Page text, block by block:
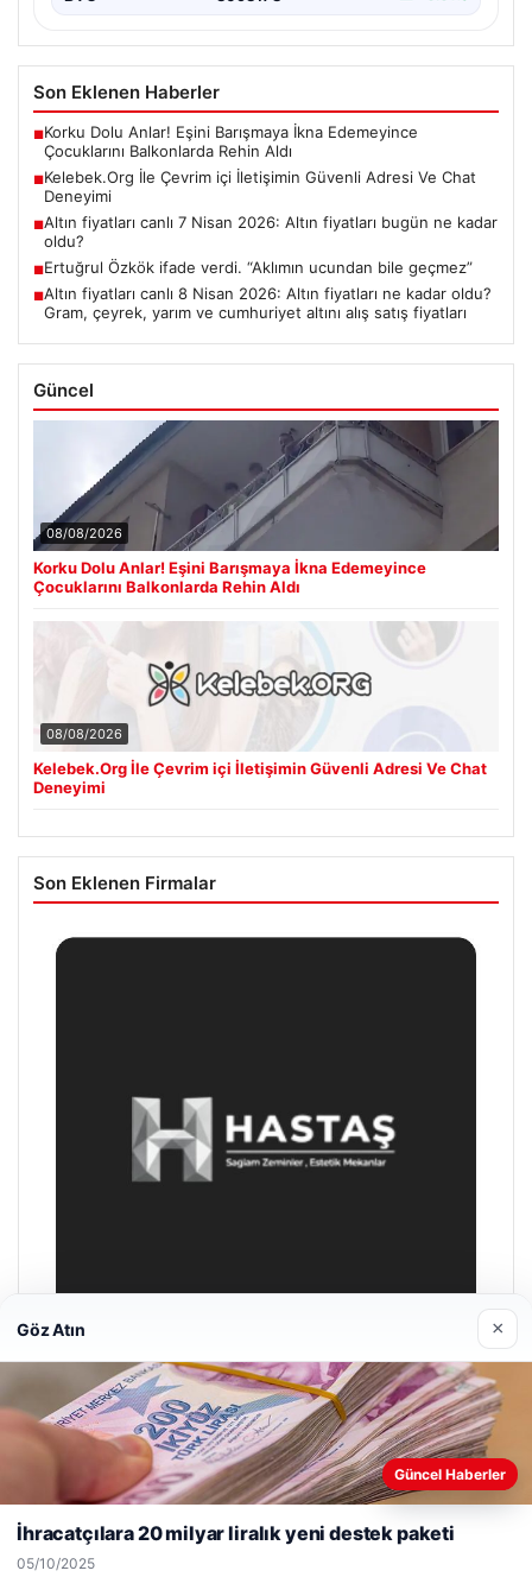
Son Eklenen Haberler
■Korku Dolu Anlar! Eşini Barışmaya İkna Edemeyince
Çocuklarını Balkonlarda Rehin Aldı
■Kelebek.Org İle Çevrim içi İletişimin Güvenli Adresi Ve Chat
Deneyimi
■Altın fiyatları canlı 7 Nisan 2026: Altın fiyatları bugün ne kadar
oldu?
■Ertuğrul Özkök ifade verdi. “Aklımın ucundan bile geçmez”
■Altın fiyatları canlı 8 Nisan 2026: Altın fiyatları ne kadar oldu?
Gram, çeyrek, yarım ve cumhuriyet altını alış satış fiyatları
Güncel
08/08/2026
Korku Dolu Anlar! Eşini Barışmaya İkna Edemeyince
Çocuklarını Balkonlarda Rehin Aldı
08/08/2026
Kelebek.Org İle Çevrim içi İletişimin Güvenli Adresi Ve Chat
Deneyimi
Son Eklenen Firmalar
Hastaş Beton
26/05/2026
Web sitemizi nasıl kullandığınızı daha iyi anlayabilmek,
deneyiminizi kişiselleştirmek ve geliştirmek amacıyla çerezler
kullanıyoruz.
Reddet Kabul Et
Göz Atın ×
Güncel Haberler
İhracatçılara 20 milyar liralık yeni destek paketi
05/10/2025